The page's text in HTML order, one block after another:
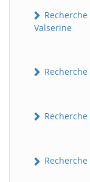
Valserine